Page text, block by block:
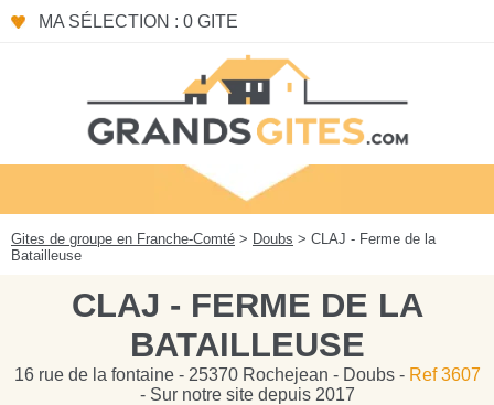
MA SÉLECTION : 0 GITE
Gites de groupe en Franche-Comté > Doubs > CLAJ - Ferme de la
Batailleuse
CLAJ - FERME DE LA
BATAILLEUSE
16 rue de la fontaine - 25370 Rochejean - Doubs - Ref 3607
- Sur notre site depuis 2017
Panneau de gestion des cookies